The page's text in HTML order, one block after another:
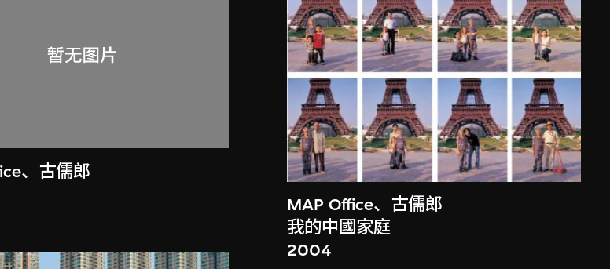
、 古儒郎
MAP Office、 古儒郎
我的中國家庭
2004